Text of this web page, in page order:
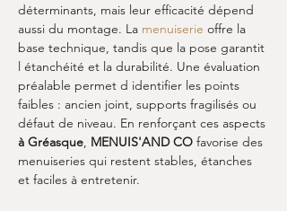
déterminants, mais leur efficacité dépend
aussi du montage. La menuiserie offre la
base technique, tandis que la pose garantit
l étanchéité et la durabilité. Une évaluation
préalable permet d identifier les points
faibles : ancien joint, supports fragilisés ou
défaut de niveau. En renforçant ces aspects
à Gréasque, MENUIS'AND CO favorise des
menuiseries qui restent stables, étanches
et faciles à entretenir.